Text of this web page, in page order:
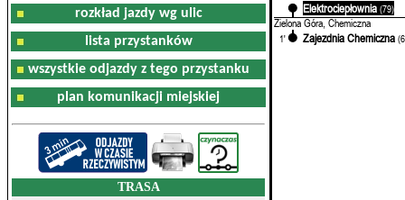
rozkład jazdy wg ulic
lista przystanków
wszystkie odjazdy z tego przystanku
plan komunikacji miejskiej
TRASA
Elektrociepłownia (79)
Zielona Góra, Chemiczna
1' Zajezdnia Chemiczna